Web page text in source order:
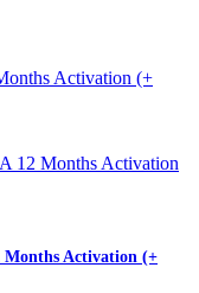
Months Activation (+